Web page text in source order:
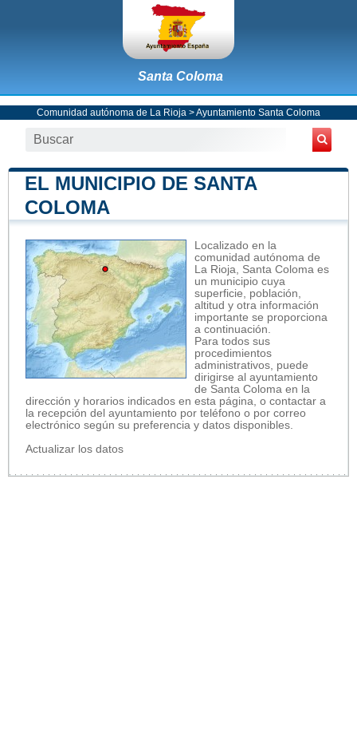
Santa Coloma
Comunidad autónoma de La Rioja >Ayuntamiento Santa Coloma
EL MUNICIPIO DE SANTA
COLOMA
Localizado en la
comunidad autónoma de
La Rioja, Santa Coloma es
un municipio cuya
superficie, población,
altitud y otra información
importante se proporciona
a continuación.
Para todos sus
procedimientos
administrativos, puede
dirigirse al ayuntamiento
de Santa Coloma en la
dirección y horarios indicados en esta página, o contactar a
la recepción del ayuntamiento por teléfono o por correo
electrónico según su preferencia y datos disponibles.
Actualizar los datos